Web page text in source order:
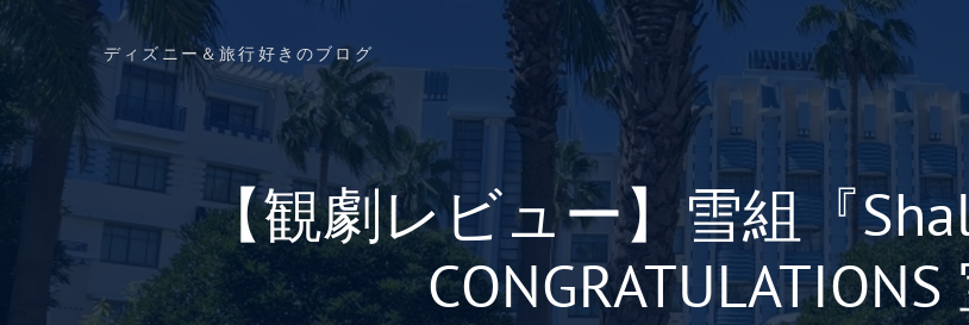
コ
ン
テ
ツ
へ
ス
ディズニー＆旅行好きのブログ
【観劇レビュー】雪組『